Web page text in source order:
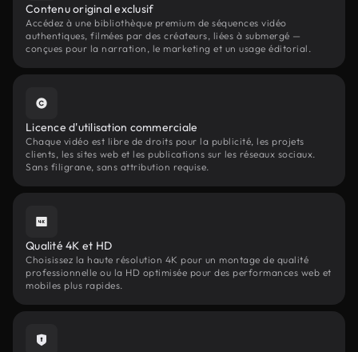
Contenu original exclusif
Accédez à une bibliothèque premium de séquences vidéo
authentiques, filmées par des créateurs, liées à submergé —
conçues pour la narration, le marketing et un usage éditorial.
Licence d'utilisation commerciale
Chaque vidéo est libre de droits pour la publicité, les projets
clients, les sites web et les publications sur les réseaux sociaux.
Sans filigrane, sans attribution requise.
Qualité 4K et HD
Choisissez la haute résolution 4K pour un montage de qualité
professionnelle ou la HD optimisée pour des performances web et
mobiles plus rapides.